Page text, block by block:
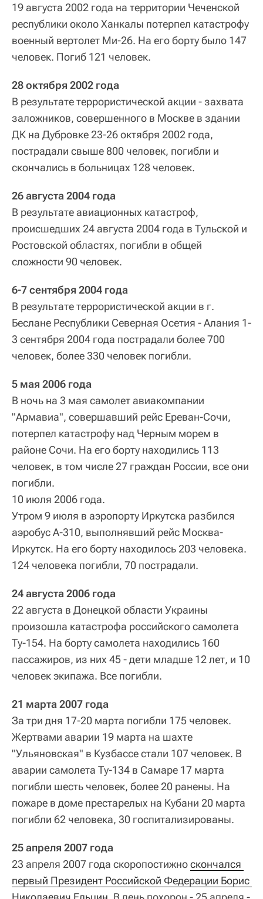
19 августа 2002 года на территории Чеченской
республики около Ханкалы потерпел катастрофу
военный вертолет Ми-26. На его борту было 147
человек. Погиб 121 человек.
28 октября 2002 года
В результате террористической акции - захвата
заложников, совершенного в Москве в здании
ДК на Дубровке 23-26 октября 2002 года,
пострадали свыше 800 человек, погибли и
скончались в больницах 128 человек.
26 августа 2004 года
В результате авиационных катастроф,
происшедших 24 августа 2004 года в Тульской и
Ростовской областях, погибли в общей
сложности 90 человек.
6‑7 сентября 2004 года
В результате террористической акции в г.
Беслане Республики Северная Осетия - Алания 1-
3 сентября 2004 года пострадали более 700
человек, более 330 человек погибли.
5 мая 2006 года
В ночь на 3 мая самолет авиакомпании
"Армавиа", совершавший рейс Ереван-Сочи,
потерпел катастрофу над Черным морем в
районе Сочи. На его борту находились 113
человек, в том числе 27 граждан России, все они
погибли.
10 июля 2006 года.
Утром 9 июля в аэропорту Иркутска разбился
аэробус А‑310, выполнявший рейс Москва-
Иркутск. На его борту находилось 203 человека.
124 человека погибли, 70 пострадали.
24 августа 2006 года
22 августа в Донецкой области Украины
произошла катастрофа российского самолета
Ту‑154. На борту самолета находились 160
пассажиров, из них 45 - дети младше 12 лет, и 10
человек экипажа. Все погибли.
21 марта 2007 года
За три дня 17-20 марта погибли 175 человек.
Жертвами аварии 19 марта на шахте
"Ульяновская" в Кузбассе стали 107 человек. В
аварии самолета Ту-134 в Самаре 17 марта
погибли шесть человек, более 20 ранены. На
пожаре в доме престарелых на Кубани 20 марта
погибли 62 человека, 30 госпитализированы.
25 апреля 2007 года
23 апреля 2007 года скоропостижноскончался
первый Президент Российской Федерации Борис